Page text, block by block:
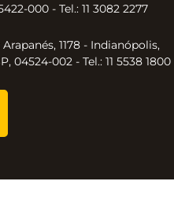
000 - Tel.: 11 3082 2277
1178 - Indianópolis,
04524-002 - Tel.: 11 5538 1800